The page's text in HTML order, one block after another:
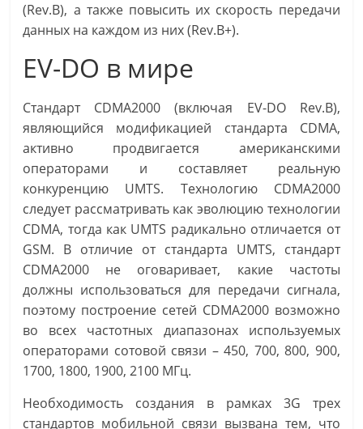
(Rev.B), а также повысить их скорость передачи
данных на каждом из них (Rev.B+).
EV-DO в мире
Стандарт CDMA2000 (включая EV-DO Rev.B),
являющийся модификацией стандарта CDMA,
активно продвигается американскими
операторами и составляет реальную
конкуренцию UMTS. Технологию CDMA2000
следует рассматривать как эволюцию технологии
CDMA, тогда как UMTS радикально отличается от
GSM. В отличие от стандарта UMTS, стандарт
CDMA2000 не оговаривает, какие частоты
должны использоваться для передачи сигнала,
поэтому построение сетей CDMA2000 возможно
во всех частотных диапазонах используемых
операторами сотовой связи – 450, 700, 800, 900,
1700, 1800, 1900, 2100 МГц.
Необходимость создания в рамках 3G трех
стандартов мобильной связи вызвана тем, что